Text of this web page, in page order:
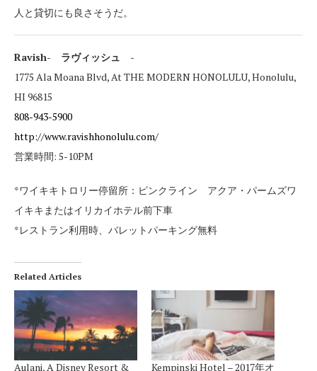
人と貸切にも良さそうだ。
Ravish- ラヴィッシュ -
1775 Ala Moana Blvd, At THE MODERN HONOLULU, Honolulu,
HI 96815
808-943-5900
http://www.ravishhonolulu.com/
営業時間: 5-10PM
*ワイキキトロリー停留所：ピンクライン アクア・パームズワ
イキキまたはイリカイホテル前下車
*レストラン利用時、バレットパーキング無料
Related Articles
Aulani, A Disney Resort & Kempinski Hotel – 2017年オ